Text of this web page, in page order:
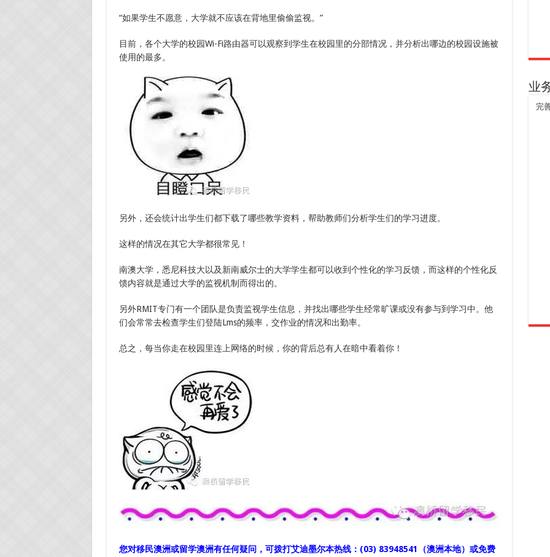
“如果学生不愿意，大学就不应该在背地里偷偷监视。”
目前，各个大学的校园Wi-Fi路由器可以观察到学生在校园里的分部情况，并分析出哪边的校园设施被
使用的最多。
另外，还会统计出学生们都下载了哪些教学资料，帮助教师们分析学生们的学习进度。
这样的情况在其它大学都很常见！
南澳大学，悉尼科技大以及新南威尔士的大学学生都可以收到个性化的学习反馈，而这样的个性化反
馈内容就是通过大学的监视机制而得出的。
另外RMIT专门有一个团队是负责监视学生信息，并找出哪些学生经常旷课或没有参与到学习中。他
们会常常去检查学生们登陆Lms的频率，交作业的情况和出勤率。
总之，每当你走在校园里连上网络的时候，你的背后总有人在暗中看着你！
您对移民澳洲或留学澳洲有任何疑问，可拨打艾迪墨尔本热线：(03) 83948541（澳洲本地）或免费
业
完